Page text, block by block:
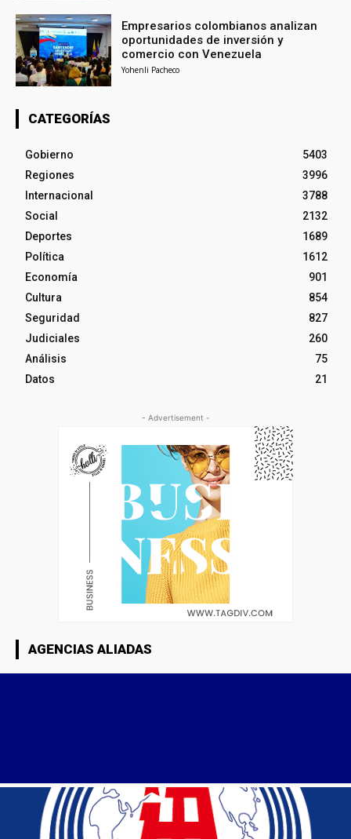
Empresarios colombianos analizan
oportunidades de inversión y
comercio con Venezuela
Yohenli Pacheco
CATEGORÍAS
Gobierno
5403
Regiones
3996
Internacional
3788
Social
2132
Deportes
1689
Política
1612
Economía
901
Cultura
854
Seguridad
827
Judiciales
260
Análisis
75
Datos
21
- Advertisement -
AGENCIAS ALIADAS